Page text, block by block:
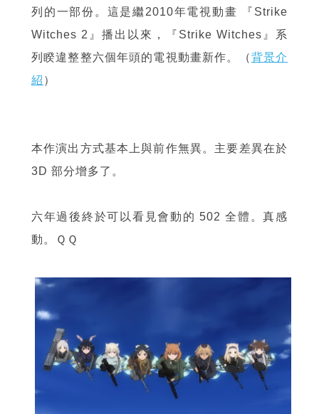
列的一部份。這是繼2010年電視動畫 『Strike
Witches 2』播出以來，『Strike Witches』系
列睽違整整六個年頭的電視動畫新作。（背景介
紹 ）
本作演出方式基本上與前作無異。主要差異在於
3D 部分增多了。
六年過後終於可以看見會動的 502 全體。真感
動。ＱＱ